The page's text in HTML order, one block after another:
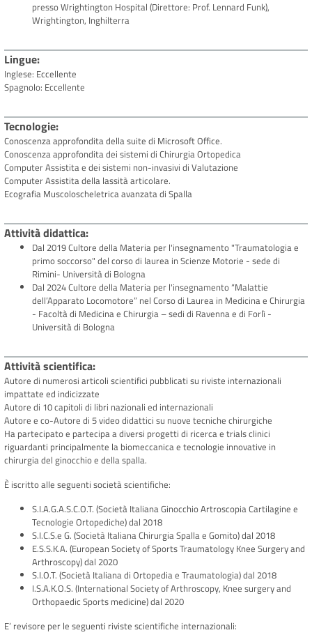
presso Wrightington Hospital (Direttore: Prof. Lennard Funk),
Wrightington, Inghilterra
Lingue
Inglese: Eccellente
Spagnolo: Eccellente
Tecnologie
Conoscenza approfondita della suite di Microsoft Office.
Conoscenza approfondita dei sistemi di Chirurgia Ortopedica
Computer Assistita e dei sistemi non-invasivi di Valutazione
Computer Assistita della lassità articolare.
Ecografia Muscoloscheletrica avanzata di Spalla
Attività didattica
Dal 2019 Cultore della Materia per l'insegnamento "Traumatologia e
primo soccorso" del corso di laurea in Scienze Motorie - sede di
Rimini- Università di Bologna
Dal 2024 Cultore della Materia per l'insegnamento “Malattie
dell’Apparato Locomotore” nel Corso di Laurea in Medicina e Chirurgia
- Facoltà di Medicina e Chirurgia – sedi di Ravenna e di Forlì -
Università di Bologna
Attività scientifica
Autore di numerosi articoli scientifici pubblicati su riviste internazionali
impattate ed indicizzate
Autore di 10 capitoli di libri nazionali ed internazionali
Autore e co-Autore di 5 video didattici su nuove tecniche chirurgiche
Ha partecipato e partecipa a diversi progetti di ricerca e trials clinici
riguardanti principalmente la biomeccanica e tecnologie innovative in
chirurgia del ginocchio e della spalla.
È iscritto alle seguenti società scientifiche:
S.I.A.G.A.S.C.O.T. (Società Italiana Ginocchio Artroscopia Cartilagine e
Tecnologie Ortopediche) dal 2018
S.I.C.S.e G. (Società Italiana Chirurgia Spalla e Gomito) dal 2018
E.S.S.K.A. (European Society of Sports Traumatology Knee Surgery and
Arthroscopy) dal 2020
S.I.O.T. (Società Italiana di Ortopedia e Traumatologia) dal 2018
I.S.A.K.O.S. (International Society of Arthroscopy, Knee surgery and
Orthopaedic Sports medicine) dal 2020
E’ revisore per le seguenti riviste scientifiche internazionali: